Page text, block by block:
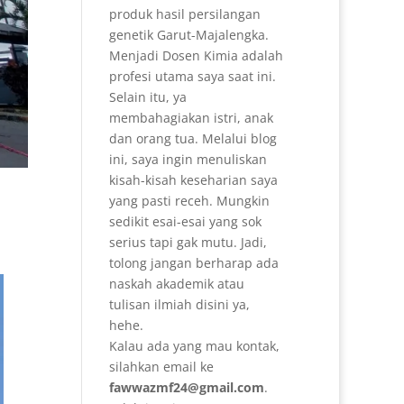
produk hasil persilangan
genetik Garut-Majalengka.
Menjadi Dosen Kimia adalah
profesi utama saya saat ini.
Selain itu, ya
membahagiakan istri, anak
dan orang tua. Melalui blog
ini, saya ingin menuliskan
kisah-kisah keseharian saya
yang pasti receh. Mungkin
sedikit esai-esai yang sok
serius tapi gak mutu. Jadi,
tolong jangan berharap ada
naskah akademik atau
tulisan ilmiah disini ya,
hehe.
Kalau ada yang mau kontak,
silahkan email ke
fawwazmf24@gmail.com.